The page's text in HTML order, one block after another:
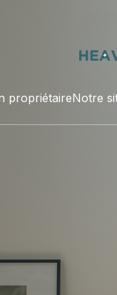
propriétaireNotre